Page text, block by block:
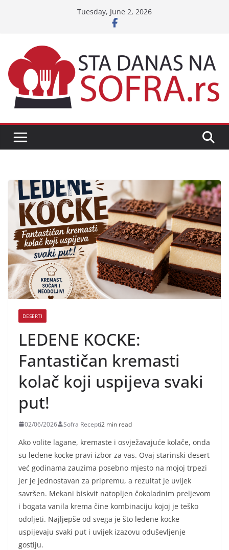
Tuesday, June 2, 2026
DESERTI
LEDENE KOCKE:
Fantastičan kremasti
kolač koji uspijeva svaki
put!
02/06/2026 Sofra Recepti2 min read
Ako volite lagane, kremaste i osvježavajuće kolače, onda
su ledene kocke pravi izbor za vas. Ovaj starinski desert
već godinama zauzima posebno mjesto na mojoj trpezi
jer je jednostavan za pripremu, a rezultat je uvijek
savršen. Mekani biskvit natopljen čokoladnim preljevom
i bogata vanila krema čine kombinaciju kojoj je teško
odoljeti. Najljepše od svega je što ledene kocke
uspijevaju svaki put i uvijek izazovu oduševljenje
gostiju.